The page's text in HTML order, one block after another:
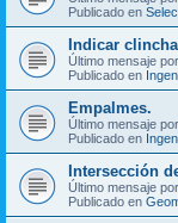
Publicado en
Indicar
Último mensaje por
Publicado en
Empalmes.
Último mensaje por
Publicado en
Intersección
Último mensaje por
Publicado en